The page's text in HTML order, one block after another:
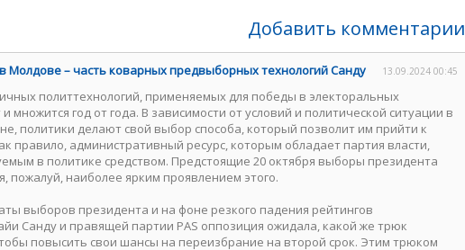
Добавить комментарии
Молдове – часть коварных предвыборных технологий Санду 13.09.2024 00:45
политтехнологий, применяемых для победы в электоральных
и множится год от года. В зависимости от условий и политической ситуации в
политики делают свой выбор способа, который позволит им прийти к
правило, административный ресурс, которым обладает партия власти,
в политике средством. Предстоящие 20 октября выборы президента
пожалуй, наиболее ярким проявлением этого.
выборов президента и на фоне резкого падения рейтингов
Санду и правящей партии PAS оппозиция ожидала, какой же трюк
повысить свои шансы на переизбрание на второй срок. Этим трюком